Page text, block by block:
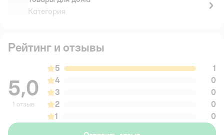
Категория
Рейтинг и отзывы
5,0
1 отзыв
5
1
4
0
3
0
2
0
1
0